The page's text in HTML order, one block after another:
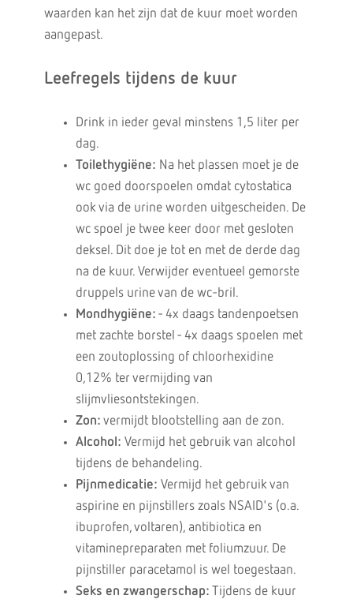
waarden kan het zijn dat de kuur moet worden
aangepast.
Leefregels tijdens de kuur
Drink in ieder geval minstens 1,5 liter per
dag.
Toilethygiëne: Na het plassen moet je de
wc goed doorspoelen omdat cytostatica
ook via de urine worden uitgescheiden. De
wc spoel je twee keer door met gesloten
deksel. Dit doe je tot en met de derde dag
na de kuur. Verwijder eventueel gemorste
druppels urine van de wc-bril.
Mondhygiëne: - 4x daags tandenpoetsen
met zachte borstel - 4x daags spoelen met
een zoutoplossing of chloorhexidine
0,12% ter vermijding van
slijmvliesontstekingen.
Zon: vermijdt blootstelling aan de zon.
Alcohol: Vermijd het gebruik van alcohol
tijdens de behandeling.
Pijnmedicatie: Vermijd het gebruik van
aspirine en pijnstillers zoals NSAID's (o.a.
ibuprofen, voltaren), antibiotica en
vitaminepreparaten met foliumzuur. De
pijnstiller paracetamol is wel toegestaan.
Seks en zwangerschap: Tijdens de kuur